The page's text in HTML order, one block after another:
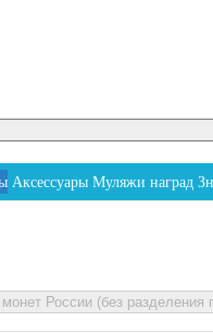
Аксессуары Муляжи наград
России (без